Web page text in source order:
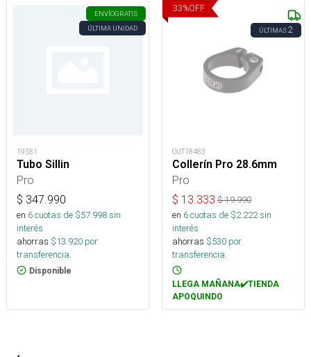
ENVÍOGRATIS
ÚLTIMA UNIDAD
19381
Tubo Sillin
Pro
$ 347.990
en 6cuotas de $57.998sin
interés
ahorras $13.920 por
transferencia.
Disponible
33%OFF
ÚLTIMAS2
OUT18483
Collerín Pro 28.6mm
Pro
$ 13.333 $19.990
en 6cuotas de $2.222sin
interés
ahorras $530 por
transferencia.
LLEGA MAÑANA✔️TIENDA
APOQUINDO